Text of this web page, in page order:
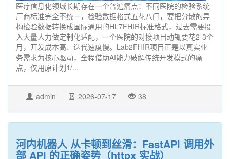
医疗信息化领域长期存在一个普遍痛点：不同医院的检验系统
厂商标准完全不统一，检验数据格式五花八门，要把分散的异
构检验数据转换成国际通用的HL7FHIR标准格式，过去需要投
入大量人力做定制化适配，一个医院的对接项目动辄要花2-3个
月，开发成本高、迭代速度慢。Lab2FHIR项目正是以真实业
务需求为核心驱动，全程借助AI能力破解传统开发模式的痛
点，仅用原计划1/...
admin 2026-07-17 38
河内机器人 从卡顿到丝滑：FastAPI 调用外
部 API 的正确姿势（httpx 实战）